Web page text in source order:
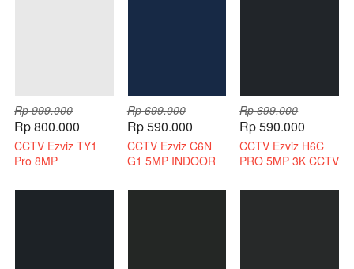
Rp 999.000
Rp 800.000
CCTV Ezviz TY1
Pro 8MP
Rp 699.000
Rp 590.000
CCTV Ezviz C6N
G1 5MP INDOOR
AUDIO
Rp 699.000
Rp 590.000
CCTV Ezviz H6C
PRO 5MP 3K CCTV
AUDIO